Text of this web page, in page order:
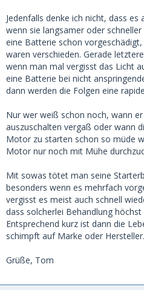
Jedenfalls denke ich nicht, dass
wenn sie langsamer oder
eine Batterie schon
waren verschieden. Gerade
wenn man mal vergisst das Licht
eine Batterie bei nicht
dann werden die Folgen eine
Nur wer weiß schon noch, wann
auszuschalten vergaß oder wann
Motor zu starten schon so müde
Motor nur noch mit Mühe
Mit sowas tötet man seine
besonders wenn es mehrfach
vergisst es meist auch schnell
dass solcherlei Behandlung
Entsprechend kurz ist dann die
schimpft auf Marke oder Hersteller.
Grüße, Tom